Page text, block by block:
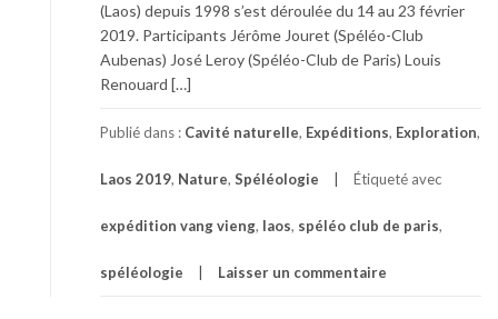
(Laos) depuis 1998 s’est déroulée du 14 au 23 février
2019. Participants Jérôme Jouret (Spéléo-Club
Aubenas) José Leroy (Spéléo-Club de Paris) Louis
Renouard […]
Publié dans : Cavité naturelle, Expéditions, Exploration,
Laos 2019, Nature, Spéléologie Étiqueté avec
expédition vang vieng, laos, spéléo club de paris,
spéléologie Laisser un commentaire